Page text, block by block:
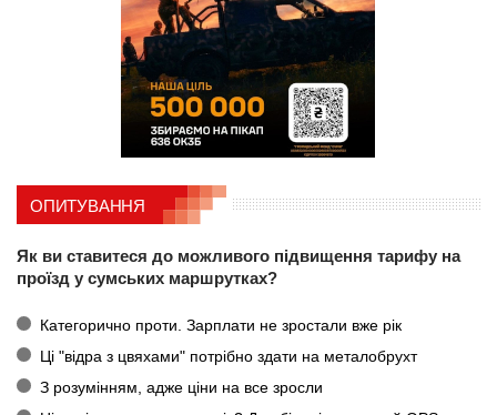
ОПИТУВАННЯ
Як ви ставитеся до можливого підвищення тарифу на
проїзд у сумських маршрутках?
Категорично проти. Зарплати не зростали вже рік
Ці "відра з цвяхами" потрібно здати на металобрухт
З розумінням, адже ціни на все зросли